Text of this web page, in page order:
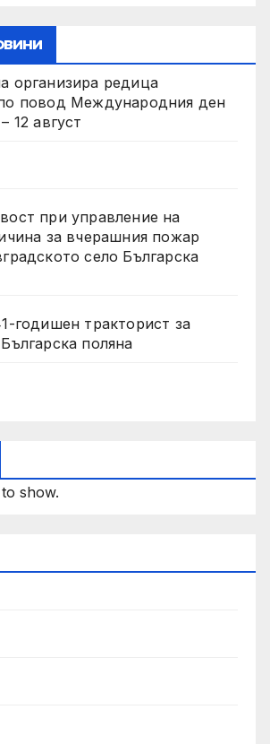
организира редица
повод Международния ден
12 август
при управление на
за вчерашния пожар
село Българска
годишен тракторист за
поляна
show.